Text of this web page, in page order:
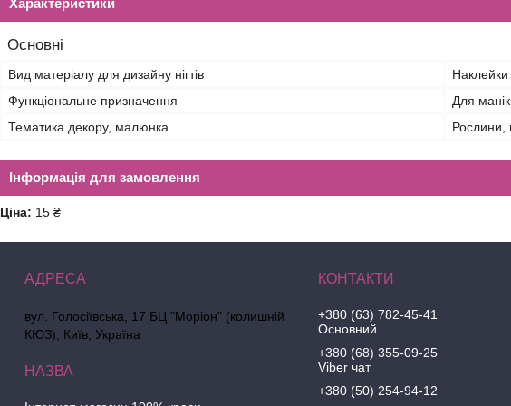
Характеристики
Основні
Вид матеріалу для дизайну нігтів
Наклейки
Функціональне призначення
Для
Тематика декору, малюнка
Рослини,
Інформація для замовлення
Ціна: 15 ₴
вул. Голосіївська, 17 БЦ "Моріон" (колишній
КЮЗ), Київ, Україна
+380 (63) 782-45-41
Основний
+380 (68) 355-09-25
Viber чат
+380 (50) 254-94-12